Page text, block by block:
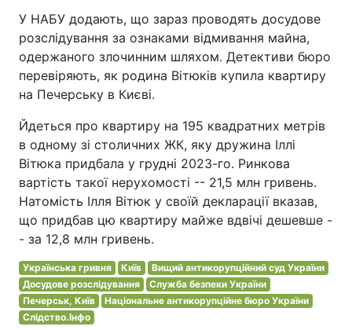
У НАБУ додають, що зараз проводять досудове
розслідування за ознаками відмивання майна,
одержаного злочинним шляхом. Детективи бюро
перевіряють, як родина Вітюків купила квартиру
на Печерську в Києві.
Йдеться про квартиру на 195 квадратних метрів
в одному зі столичних ЖК, яку дружина Іллі
Вітюка придбала у грудні 2023-го. Ринкова
вартість такої нерухомості -- 21,5 млн гривень.
Натомість Ілля Вітюк у своїй декларації вказав,
що придбав цю квартиру майже вдвічі дешевше -
- за 12,8 млн гривень.
Українська гривня Київ
Вищий антикорупційний суд України
Досудове розслідування
Служба безпеки України
Печерськ, Київ
Національне антикорупційне бюро України
Слідство.Інфо